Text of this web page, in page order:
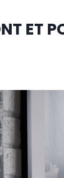
ET